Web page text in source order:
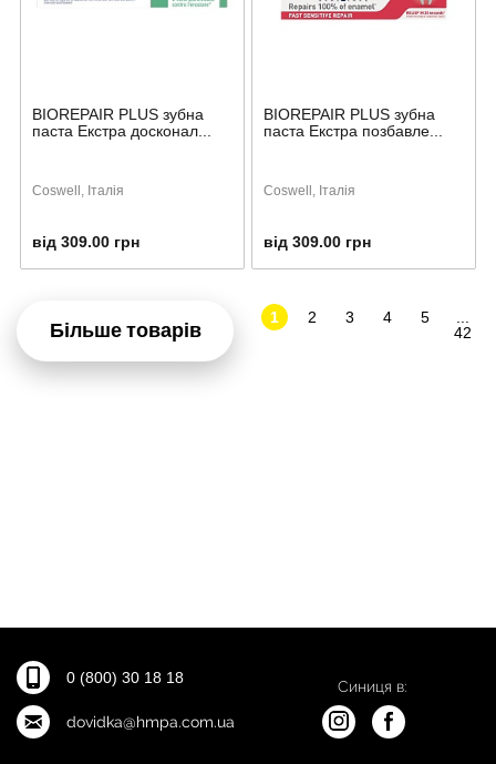
BIOREPAIR PLUS зубна
паста Екстра досконал...
Coswell, Італія
від 309.00 грн
BIOREPAIR PLUS зубна
паста Екстра позбавле...
Coswell, Італія
від 309.00 грн
Більше товарів
1 2 3 4 5
42
0 (800) 30 18 18
dovidka@hmpa.com.ua
Синиця в: